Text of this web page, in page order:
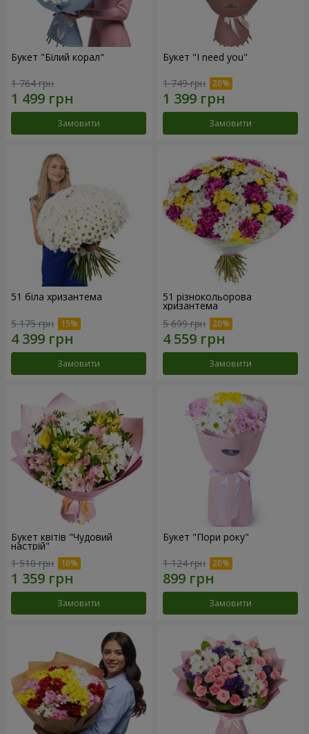
Букет "Білий корал"
1 764 грн
Замовити
Букет "I need you"
1 749 грн
Замовити
51 біла хризантема
5 175 грн
Замовити
51 різнокольорова
хризантема
5 699 грн
Замовити
Букет квітів "Чудовий
настрій"
1 510 грн
Замовити
Букет "Пори року"
1 124 грн
Замовити